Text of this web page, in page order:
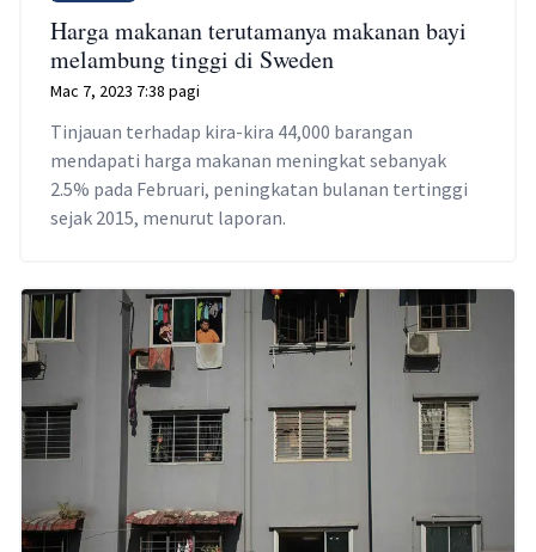
Harga makanan terutamanya makanan bayi
melambung tinggi di Sweden
Mac 7, 2023 7:38 pagi
Tinjauan terhadap kira-kira 44,000 barangan
mendapati harga makanan meningkat sebanyak
2.5% pada Februari, peningkatan bulanan tertinggi
sejak 2015, menurut laporan.